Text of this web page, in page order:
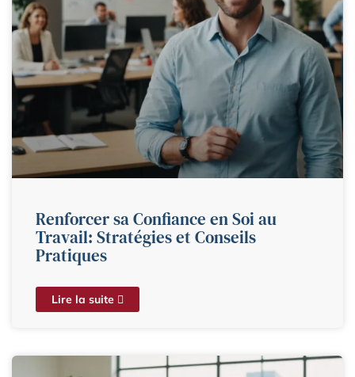
Renforcer sa Confiance en Soi au
Travail: Stratégies et Conseils
Pratiques
Lire la suite